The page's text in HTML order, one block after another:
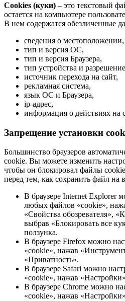
Cookies (куки) – это текстовый
остается на компьютере
В нем содержатся обезличенные
сведения о местоположении,
тип и версия ОС,
тип и версия Браузера,
тип устройства и
источник перехода на сайт,
рекламная система,
язык ОС и Браузера,
ip-адрес,
информация о действиях на
Запрещение установки
Большинство браузеров
cookie. Вы можете изменить
чтобы он блокировал файлы
перед тем, как сохранить файл на
В браузере Internet Explorer
любых файлов «cookie»,
«Свойства обозревателя»,
выбрав «Блокировать все
ползунка.
В браузере Firefox можно
«cookie», нажав
«Приватность».
В браузере Safari можно
«cookie», нажав
В браузере Chrome можно
«cookie», нажав